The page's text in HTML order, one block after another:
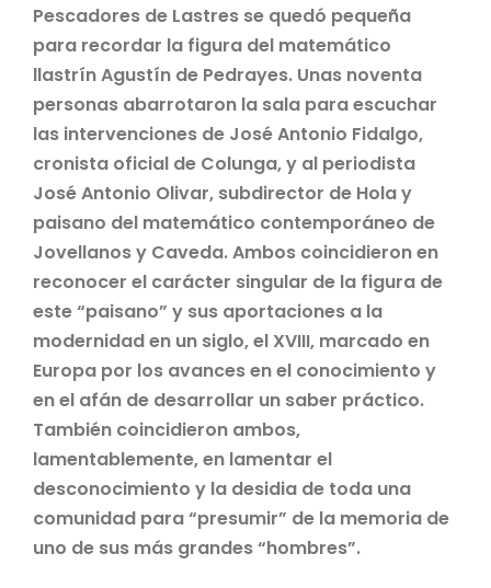
Pescadores de Lastres se quedó pequeña
para recordar la figura del matemático
llastrín Agustín de Pedrayes. Unas noventa
personas abarrotaron la sala para escuchar
las intervenciones de José Antonio Fidalgo,
cronista oficial de Colunga, y al periodista
José Antonio Olivar, subdirector de Hola y
paisano del matemático contemporáneo de
Jovellanos y Caveda. Ambos coincidieron en
reconocer el carácter singular de la figura de
este “paisano” y sus aportaciones a la
modernidad en un siglo, el XVIII, marcado en
Europa por los avances en el conocimiento y
en el afán de desarrollar un saber práctico.
También coincidieron ambos,
lamentablemente, en lamentar el
desconocimiento y la desidia de toda una
comunidad para “presumir” de la memoria de
uno de sus más grandes “hombres”.